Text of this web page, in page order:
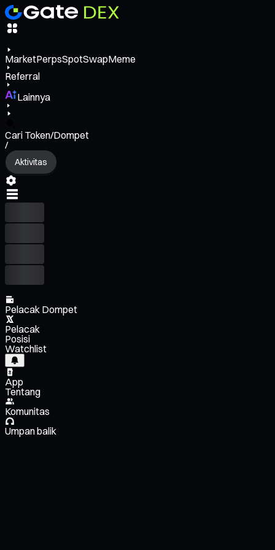
MarketPerpsSpotSwapMeme
Referral
Lainnya
Cari Token/Dompet
/
Aktivitas
Pelacak Dompet
Pelacak
Posisi
Watchlist
App
Tentang
Komunitas
Umpan balik